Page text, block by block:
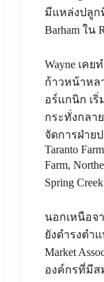
มีแหล่งปลูกที่
Barham ใน
Wayne เค
ก้าวหน้าหล
อร์แกนิก เ
กระทั่งกลา
จัดการฝ่าย
Taranto
Farm,
Spring
นอกเหนือจ
ยังดำรงตำแ
Market
องค์กรที่มีส